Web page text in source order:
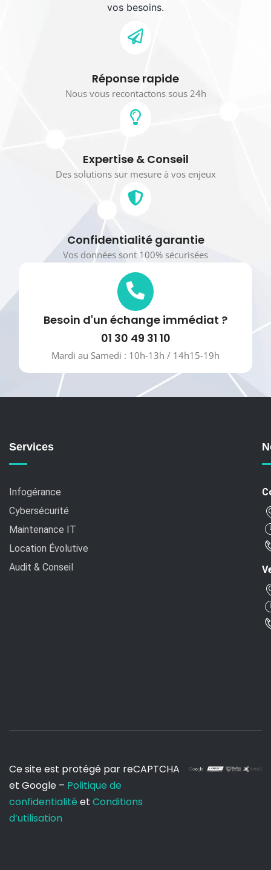
vos besoins.
Réponse rapide
Nous vous recontactons sous 24h
Expertise & Conseil
Des solutions sur mesure à vos enjeux
Confidentialité garantie
Vos données sont 100% sécurisées
Besoin d'un échange immédiat ?
01 30 49 31 10
Mardi au Samedi : 10h-13h / 14h15-19h
Services
Infogérance
Cybersécurité
Maintenance IT
Location Évolutive
Audit & Conseil
Ce site est protégé par reCAPTCHA
et Google – Politique de
confidentialité et Conditions
d’utilisation